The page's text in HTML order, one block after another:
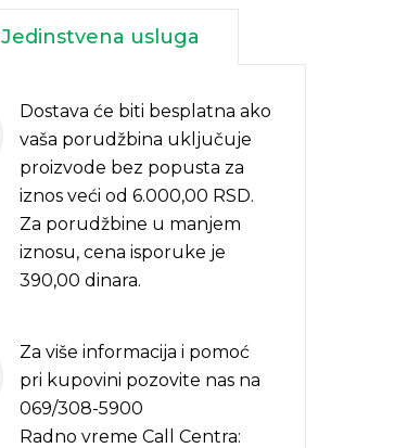
Jedinstvena usluga
Dostava će biti besplatna ako
vaša porudžbina uključuje
proizvode bez popusta za
iznos veći od 6.000,00 RSD.
Za porudžbine u manjem
iznosu, cena isporuke je
390,00 dinara.
Za više informacija i pomoć
pri kupovini pozovite nas na
069/308-5900
Radno vreme Call Centra: